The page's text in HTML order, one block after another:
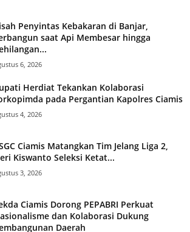
Penyintas Kebakaran di Banjar,
saat Api Membesar hingga
6, 2026
Herdiat Tekankan Kolaborasi
pada Pergantian Kapolres Ciamis
4, 2026
Ciamis Matangkan Tim Jelang Liga 2,
Kiswanto Seleksi Ketat...
3, 2026
Ciamis Dorong PEPABRI Perkuat
dan Kolaborasi Dukung
Daerah